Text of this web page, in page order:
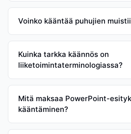
Voinko kääntää puhujien
Kuinka tarkka käännös on
liiketoimintaterminologiassa?
Mitä maksaa PowerPoint-
kääntäminen?